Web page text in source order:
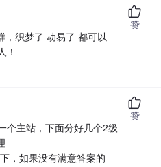
，织梦了 动易了 都可以
！
赞
个主站，下面分好几个2级
，如果没有满意答案的
赞